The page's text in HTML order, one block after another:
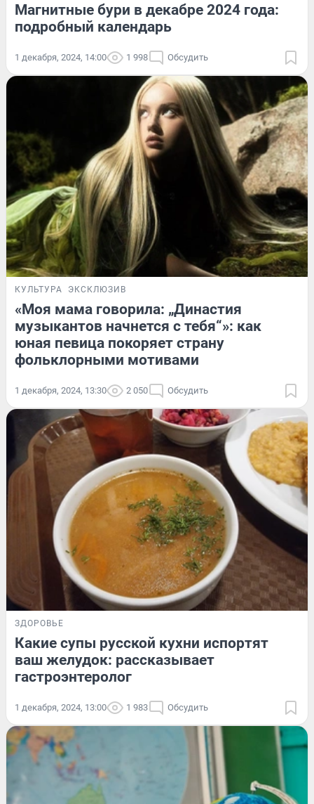
Магнитные бури в декабре 2024 года:
подробный календарь
1 декабря, 2024, 14:00 1 998 Обсудить
КУЛЬТУРА ЭКСКЛЮЗИВ
«Моя мама говорила: „Династия
музыкантов начнется с тебя“»: как
юная певица покоряет страну
фольклорными мотивами
1 декабря, 2024, 13:30 2 050 Обсудить
ЗДОРОВЬЕ
Какие супы русской кухни испортят
ваш желудок: рассказывает
гастроэнтеролог
1 декабря, 2024, 13:00 1 983 Обсудить